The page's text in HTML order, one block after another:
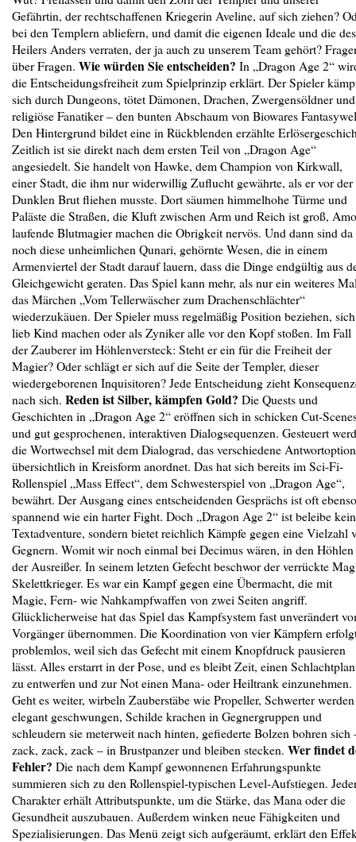
Gefährtin, der rechtschaffenen Kriegerin Aveline, auf sich ziehen?
bei den Templern abliefern, und damit die eigenen Ideale und die des
Heilers Anders verraten, der ja auch zu unserem Team gehört?
über Fragen. Wie würden Sie entscheiden? In „Dragon Age 2“
die Entscheidungsfreiheit zum Spielprinzip erklärt. Der Spieler
sich durch Dungeons, tötet Dämonen, Drachen, Zwergensöldner und
religiöse Fanatiker – den bunten Abschaum von Biowares
Den Hintergrund bildet eine in Rückblenden erzählte
Zeitlich ist sie direkt nach dem ersten Teil von „Dragon Age“
angesiedelt. Sie handelt von Hawke, dem Champion von Kirkwall,
einer Stadt, die ihm nur widerwillig Zuflucht gewährte, als er vor der
Dunklen Brut fliehen musste. Dort säumen himmelhohe Türme und
Paläste die Straßen, die Kluft zwischen Arm und Reich ist groß,
laufende Blutmagier machen die Obrigkeit nervös. Und dann sind da
noch diese unheimlichen Qunari, gehörnte Wesen, die in einem
Armenviertel der Stadt darauf lauern, dass die Dinge endgültig aus
Gleichgewicht geraten. Das Spiel kann mehr, als nur ein weiteres
das Märchen „Vom Tellerwäscher zum Drachenschlächter“
wiederzukäuen. Der Spieler muss regelmäßig Position beziehen, sich
lieb Kind machen oder als Zyniker alle vor den Kopf stoßen. Im Fall
der Zauberer im Höhlenversteck: Steht er ein für die Freiheit der
Magier? Oder schlägt er sich auf die Seite der Templer, dieser
wiedergeborenen Inquisitoren? Jede Entscheidung zieht
nach sich. Reden ist Silber, kämpfen Gold? Die Quests und
Geschichten in „Dragon Age 2“ eröffnen sich in schicken Cut-
und gut gesprochenen, interaktiven Dialogsequenzen. Gesteuert
die Wortwechsel mit dem Dialograd, das verschiedene
übersichtlich in Kreisform anordnet. Das hat sich bereits im Sci-Fi-
Rollenspiel „Mass Effect“, dem Schwesterspiel von „Dragon Age“,
bewährt. Der Ausgang eines entscheidenden Gesprächs ist oft ebenso
spannend wie ein harter Fight. Doch „Dragon Age 2“ ist beleibe kein
Textadventure, sondern bietet reichlich Kämpfe gegen eine Vielzahl
Gegnern. Womit wir noch einmal bei Decimus wären, in den Höhlen
der Ausreißer. In seinem letzten Gefecht beschwor der ver­rück­te
Skelettkrieger. Es war ein Kampf gegen eine Übermacht, die mit
Magie, Fern- wie Nahkampfwaffen von zwei Seiten angriff.
Glücklicherweise hat das Spiel das Kampfsystem fast unverändert
Vorgänger übernommen. Die Koordination von vier Kämpfern
problemlos, weil sich das Gefecht mit einem Knopfdruck pausieren
lässt. Alles erstarrt in der Pose, und es bleibt Zeit, einen Schlachtplan
zu entwerfen und zur Not einen Mana- oder Heiltrank einzunehmen.
Geht es weiter, wirbeln Zauberstäbe wie Propeller, Schwerter werden
elegant geschwungen, Schilde krachen in Gegnergruppen und
schleudern sie meterweit nach hinten, gefiederte Bolzen bohren sich
zack, zack, zack – in Brustpanzer und bleiben stecken. Wer findet
Fehler? Die nach dem Kampf gewonnenen Erfahrungspunkte
summieren sich zu den Rollenspiel-typischen Level-Aufstiegen.
Charakter erhält Attributspunkte, um die Stärke, das Mana oder die
Gesundheit aus­zubauen. Außerdem winken neue Fähigkeiten und
Spezialisierungen. Das Menü zeigt sich aufgeräumt, erklärt den